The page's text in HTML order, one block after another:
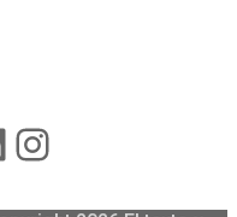
Instagram